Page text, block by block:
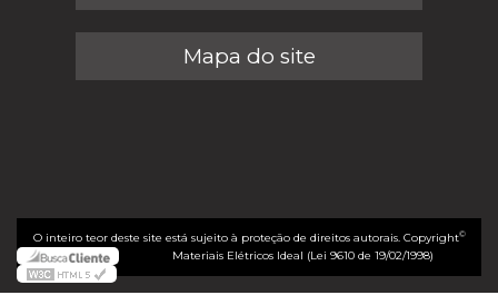
Mapa do site
O inteiro teor deste site está sujeito à proteção de direitos autorais. Copyright©
Materiais Elétricos Ideal (Lei 9610 de 19/02/1998)